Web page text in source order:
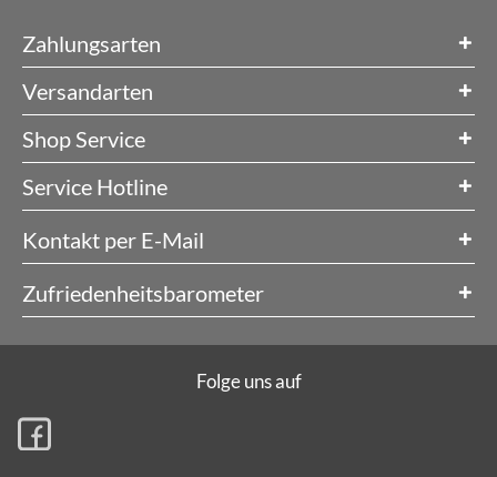
Zahlungsarten
Versandarten
Shop Service
Service Hotline
Kontakt per E-Mail
Zufriedenheitsbarometer
Folge uns auf